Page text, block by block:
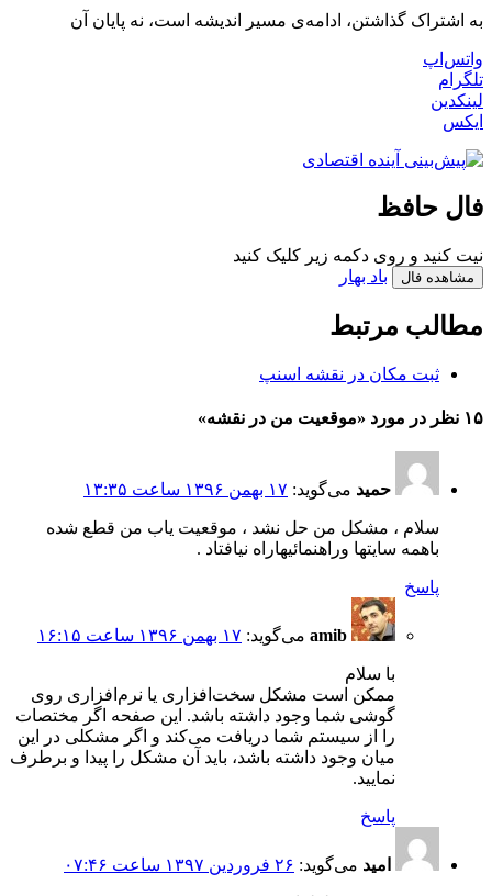
به اشتراک گذاشتن، ادامه‌ی مسیر اندیشه است، نه پایان آن
واتس‌اپ
تلگرام
لینکدین
ایکس
فال حافظ
نیت کنید و روی دکمه زیر کلیک کنید
باد بهار
مطالب مرتبط
ثبت مکان در نقشه اسنپ
۱۵ نظر در مورد « موقعیت من در نقشه»
حمید می‌گوید: ۱۷ بهمن ۱۳۹۶ ساعت ۱۳:۳۵
سلام ، مشکل من حل نشد ، موقعیت یاب من قطع شده
باهمه سایتها وراهنمائیهاراه نیافتاد .
پاسخ
amib می‌گوید: ۱۷ بهمن ۱۳۹۶ ساعت ۱۶:۱۵
با سلام
ممکن است مشکل سخت‌افزاری یا نرم‌افزاری روی
گوشی شما وجود داشته باشد. این صفحه اگر مختصات
را از سیستم شما دریافت می‌کند و اگر مشکلی در این
میان وجود داشته باشد، باید آن مشکل را پیدا و برطرف
نمایید.
پاسخ
امید می‌گوید: ۲۶ فروردین ۱۳۹۷ ساعت ۰۷:۴۶